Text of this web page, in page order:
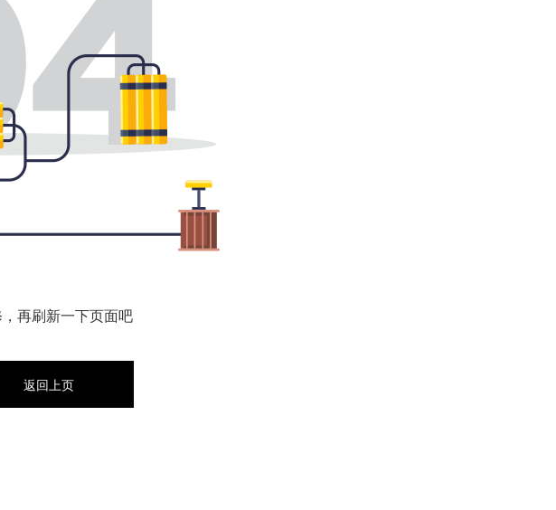
再刷新一下页面吧
返回上页